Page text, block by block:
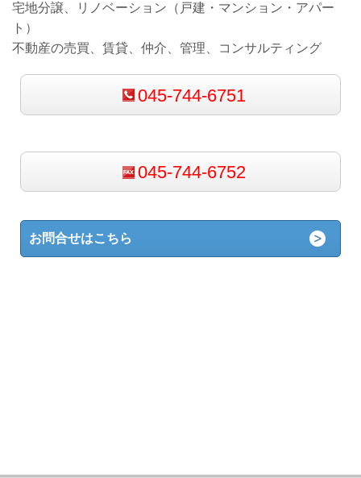
宅地分譲、リノベーション（戸建・マンション・アパー
ト）
不動産の売買、賃貸、仲介、管理、コンサルティング
045-744-6751
045-744-6752
お問合せはこちら